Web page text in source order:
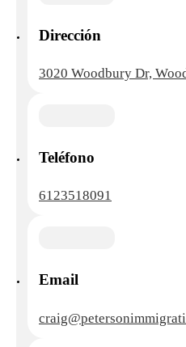
Dirección
3020 Woodbury Dr,
Teléfono
6123518091
Email